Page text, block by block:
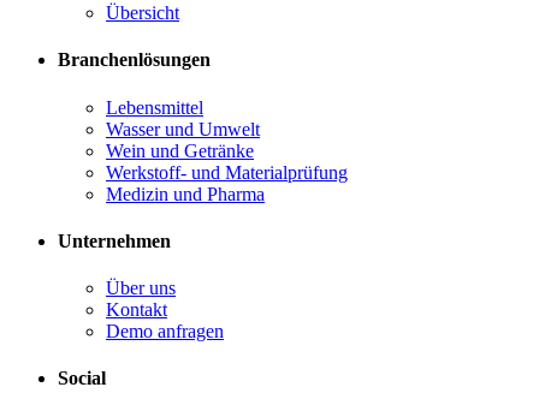
Übersicht
Branchenlösungen
Lebensmittel
Wasser und Umwelt
Wein und Getränke
Werkstoff- und Materialprüfung
Medizin und Pharma
Unternehmen
Über uns
Kontakt
Demo anfragen
Social